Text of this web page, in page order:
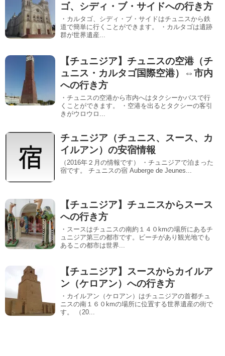
ゴ、シディ・ブ・サイドへの行き方
・カルタゴ、シディ・ブ・サイドはチュニスから鉄
道で簡単に行くことができます。 ・カルタゴは遺跡
群が世界遺産...
【チュニジア】チュニスの空港（チ
ュニス・カルタゴ国際空港）⇔市内
への行き方
・チュニスの空港から市内へはタクシーかバスで行
くことができます。 ・空港を出るとタクシーの客引
きがウロウロ...
チュニジア（チュニス、スース、カ
イルアン）の安宿情報
（2016年２月の情報です） ・チュニジアで泊まった
宿です。 チュニスの宿 Auberge de Jeunes...
【チュニジア】チュニスからスース
への行き方
・スースはチュニスの南約１４０kmの場所にあるチ
ュニジア第三の都市です。ビーチがあり観光地でも
あるこの都市は世界...
【チュニジア】スースからカイルア
ン（ケロアン）への行き方
・カイルアン（ケロアン）はチュニジアの首都チュ
ニスの南１６０kmの場所に位置する世界遺産の街で
す。 （20...